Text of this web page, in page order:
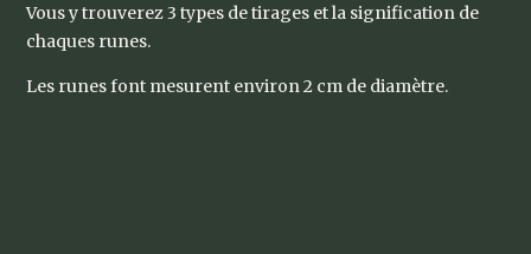
Vous y trouverez 3 types de tirages et la signification de
chaques runes.
Les runes font mesurent environ 2 cm de diamètre.